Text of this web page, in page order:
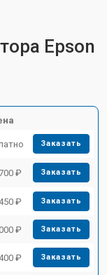
Epson
Заказать
₽ Заказать
₽ Заказать
₽ Заказать
₽ Заказать